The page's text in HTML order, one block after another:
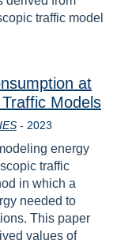
traffic model
at
Models
- Rok
2023
energy
traffic
in which a
needed to
This paper
values of